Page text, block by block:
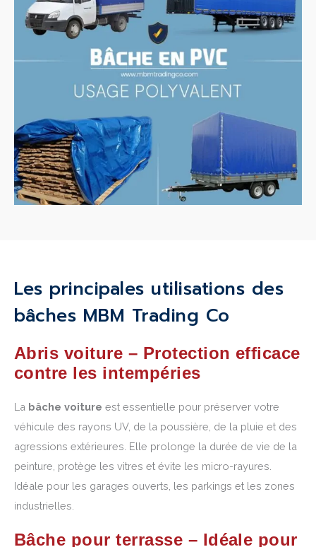
Les principales utilisations des
bâches MBM Trading Co
Abris voiture – Protection efficace
contre les intempéries
La bâche voiture est essentielle pour préserver votre
véhicule des rayons UV, de la poussière, de la pluie et des
agressions extérieures. Elle prolonge la durée de vie de la
peinture, protège les vitres et évite les micro-rayures.
Idéale pour les garages ouverts, les parkings et les zones
industrielles.
Bâche pour terrasse – Idéale pour